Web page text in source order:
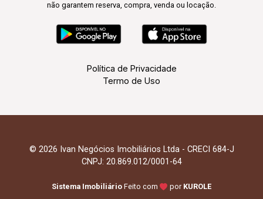
não garantem reserva, compra, venda ou locação.
Política de Privacidade
Termo de Uso
© 2026 Ivan Negócios Imobiliários Ltda - CRECI 684-J
CNPJ: 20.869.012/0001-64
Sistema Imobiliário Feito com por KUROLE